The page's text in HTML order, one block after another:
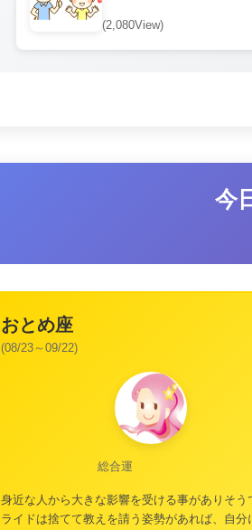
(2,080View)
今
おとめ座
(08/23～09/22)
総合運
身近な人から大きな影響を受ける事がありそう
ライドは捨てて教えを請う姿勢があれば、自分